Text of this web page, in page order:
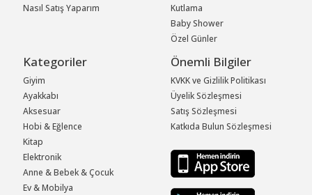
Nasıl Satış Yaparım
Kutlama
Baby Shower
Özel Günler
Kategoriler
Giyim
Ayakkabı
Aksesuar
Hobi & Eğlence
Kitap
Elektronik
Anne & Bebek & Çocuk
Ev & Mobilya
Önemli Bilgiler
KVKK ve Gizlilik Politikası
Üyelik Sözleşmesi
Satış Sözleşmesi
Katkıda Bulun Sözleşmesi